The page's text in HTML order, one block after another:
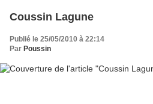
Coussin Lagune
Publié le 25/05/2010 à 22:14
Par Poussin